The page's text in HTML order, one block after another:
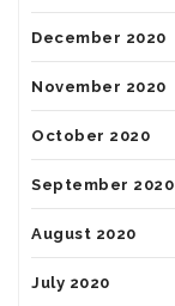
December 2020
November 2020
October 2020
September 2020
August 2020
July 2020